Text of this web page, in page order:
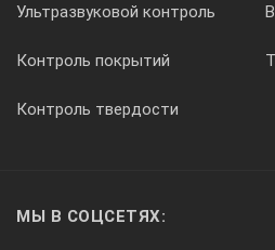
Ультразвуковой контроль
Контроль покрытий
Контроль твердости
МЫ В СОЦСЕТЯХ: